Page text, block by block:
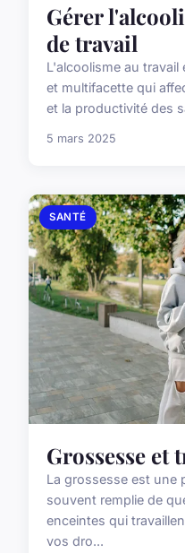
Gérer
de travail
L'alcoolisme au
et multifacette qui
et la productivité des
5 mars 2025
SANTÉ
Grossesse et
La grossesse est une
souvent remplie de
enceintes qui
vos dro...